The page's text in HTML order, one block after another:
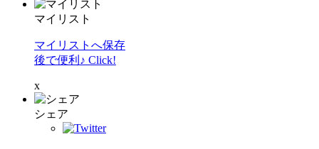
マイリスト
マイリストへ保存
後で便利♪ Click!
x
シェア